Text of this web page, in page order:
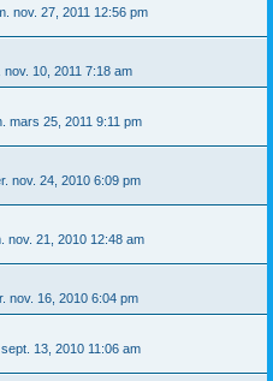
nov. 27, 2011 12:56 pm
nov. 10, 2011 7:18 am
mars 25, 2011 9:11 pm
nov. 24, 2010 6:09 pm
nov. 21, 2010 12:48 am
nov. 16, 2010 6:04 pm
13, 2010 11:06 am